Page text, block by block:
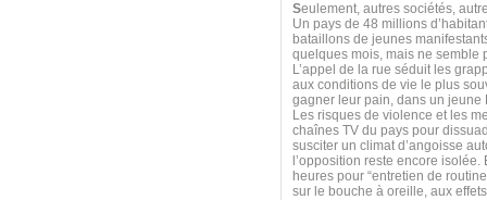
Seulement, autres sociétés,
Un pays de 48 millions
bataillons de jeunes
quelques mois, mais ne semble
L’appel de la rue séduit les
aux conditions de vie le plus
gagner leur pain, dans un jeune
Les risques de violence et les
chaînes TV du pays pour
susciter un climat d’angoisse
l’opposition reste encore
heures pour “entretien de
sur le bouche à oreille, aux